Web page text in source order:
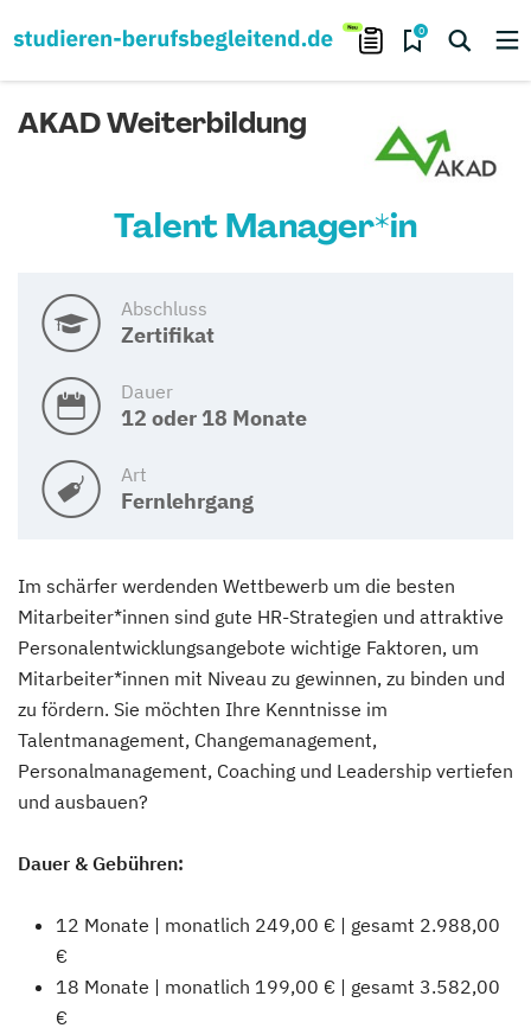
0
AKAD Weiterbildung
Talent Manager*in
Abschluss
Zertifikat
Dauer
12 oder 18 Monate
Art
Fernlehrgang
Im schärfer werdenden Wettbewerb um die besten
Mitarbeiter*innen sind gute HR-Strategien und attraktive
Personalentwicklungsangebote wichtige Faktoren, um
Mitarbeiter*innen mit Niveau zu gewinnen, zu binden und
zu fördern. Sie möchten Ihre Kenntnisse im
Talentmanagement, Changemanagement,
Personalmanagement, Coaching und Leadership vertiefen
und ausbauen?
Dauer & Gebühren:
12 Monate | monatlich 249,00 € | gesamt 2.988,00
€
18 Monate | monatlich 199,00 € | gesamt 3.582,00
€